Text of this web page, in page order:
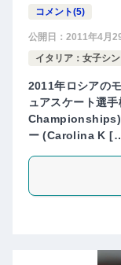
コメント(5)
公開日： 2011年4月
イタリア：女子シ
2011年ロシアの
ュアスケート選
Championships)
ー (Carolina K